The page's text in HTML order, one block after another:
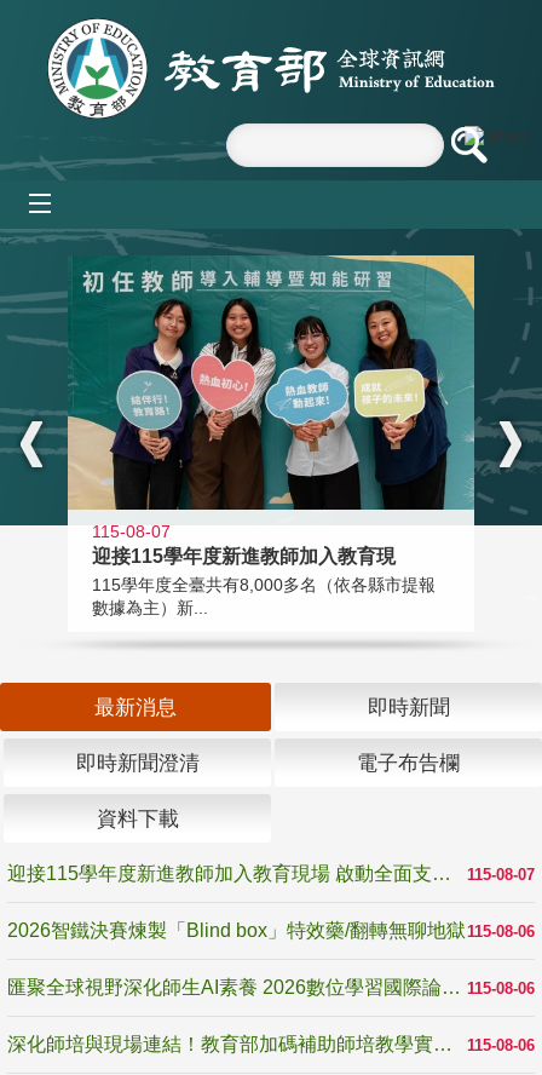
跳到主要內容區塊
:::
115-08-07
迎接115學年度新進教師加入教育現
115學年度全臺共有8,000多名（依各縣市提報
數據為主）新...
最新消息 即時新聞
即時新聞澄清 電子布告欄
資料下載
115-08-07
迎接115學年度新進教師加入教育現場 啟動全面支持陪伴
115-08-06
2026智鐵決賽煉製「Blind box」特效藥/翻轉無聊地獄
115-08-06
匯聚全球視野深化師生AI素養 2026數位學習國際論壇高雄登場
115-08-06
深化師培與現場連結！教育部加碼補助師培教學實踐研究 10月師培國際研討會交流教學實踐經驗